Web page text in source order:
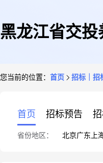
黑龙江省交
您当前的位置： 首页 招标｜招
首页 招标预告
省份地区： 北京广东 上